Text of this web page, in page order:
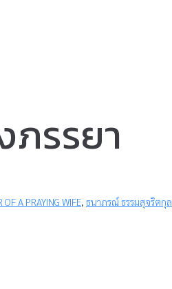
รรยา
OF A PRAYING WIFE, ธนาภรณ์ ธรรมสุจริตกุล